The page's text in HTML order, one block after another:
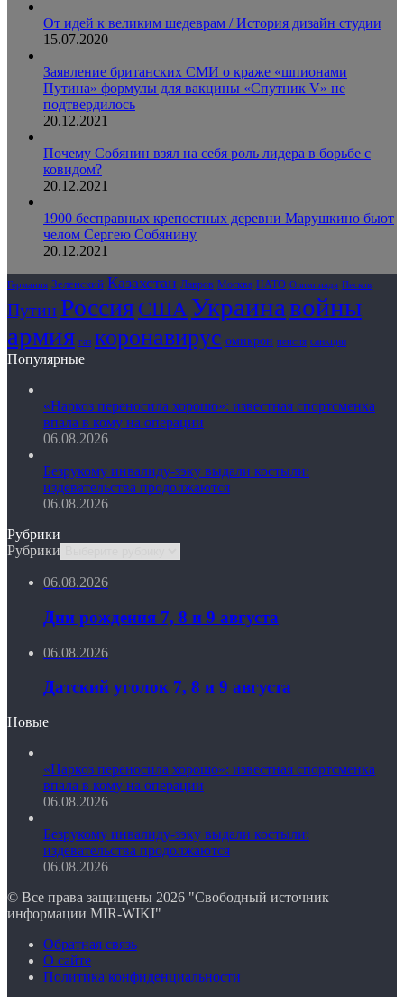
От идей к великим шедеврам / История дизайн студии
15.07.2020
Заявление британских СМИ о краже «шпионами
Путина» формулы для вакцины «Спутник V» не
подтвердилось
20.12.2021
Почему Собянин взял на себя роль лидера в борьбе с
ковидом?
20.12.2021
1900 бесправных крепостных деревни Марушкино бьют
челом Сергею Собянину
20.12.2021
Германия Зеленский Казахстан Лавров Москва НАТО Олимпиада Песков
Путин РоссияСШАУкраинавойны
армия газ коронавирус омикрон пенсия санкции
Популярные
«Наркоз переносила хорошо»: известная спортсменка
впала в кому на операции
06.08.2026
Безрукому инвалиду-зэку выдали костыли:
издевательства продолжаются
06.08.2026
Рубрики
Рубрики
06.08.2026
Дни рождения 7, 8 и 9 августа
06.08.2026
Датский уголок 7, 8 и 9 августа
Новые
«Наркоз переносила хорошо»: известная спортсменка
впала в кому на операции
06.08.2026
Безрукому инвалиду-зэку выдали костыли:
издевательства продолжаются
06.08.2026
© Все права защищены 2026 "Свободный источник
информации MIR-WIKI"
Обратная связь
О сайте
Политика конфиденциальности